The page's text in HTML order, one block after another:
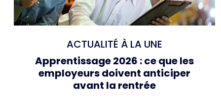
ACTUALITÉ À LA UNE
Apprentissage 2026 : ce que les
employeurs doivent anticiper
avant la rentrée